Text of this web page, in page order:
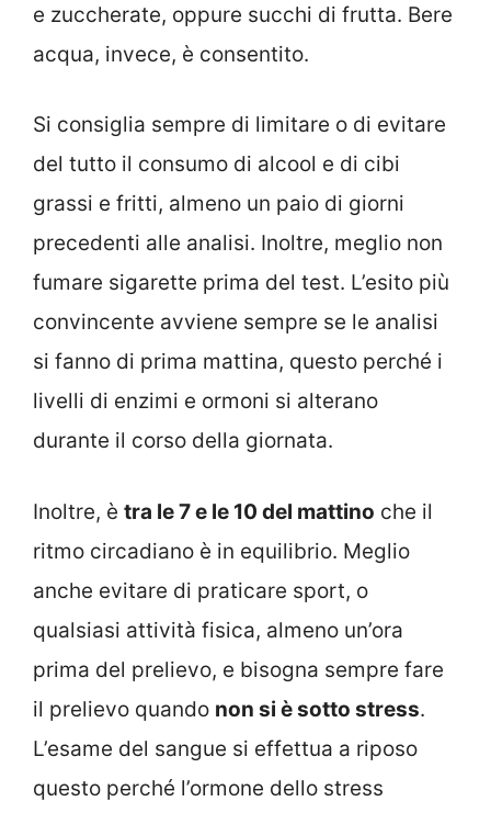
e zuccherate, oppure succhi di frutta. Bere
acqua, invece, è consentito.
Si consiglia sempre di limitare o di evitare
del tutto il consumo di alcool e di cibi
grassi e fritti, almeno un paio di giorni
precedenti alle analisi. Inoltre, meglio non
fumare sigarette prima del test. L’esito più
convincente avviene sempre se le analisi
si fanno di prima mattina, questo perché i
livelli di enzimi e ormoni si alterano
durante il corso della giornata.
Inoltre, è tra le 7 e le 10 del mattino che il
ritmo circadiano è in equilibrio. Meglio
anche evitare di praticare sport, o
qualsiasi attività fisica, almeno un’ora
prima del prelievo, e bisogna sempre fare
il prelievo quando non si è sotto stress.
L’esame del sangue si effettua a riposo
questo perché l’ormone dello stress